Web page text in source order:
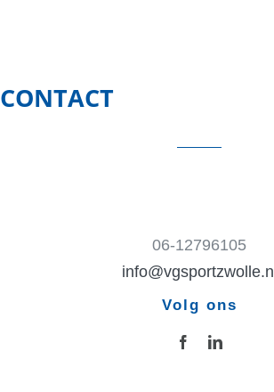
CONTACT
06-12796105
info@vgsportzwolle.nl
Volg ons